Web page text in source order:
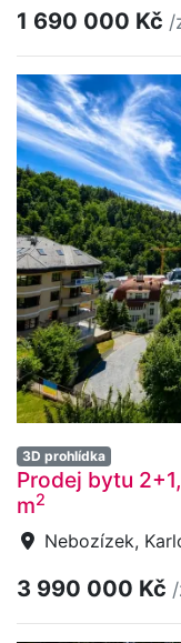
1 690 000 Kč /
3D prohlídka
Prodej bytu
m2
Nebozízek,
3 990 000 Kč